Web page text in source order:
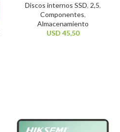
Discos internos SSD, 2,5,
Componentes,
Almacenamiento
USD 45,50